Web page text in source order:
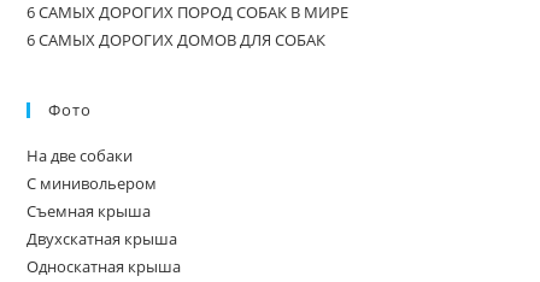
6 САМЫХ ДОРОГИХ ПОРОД СОБАК В МИРЕ
6 САМЫХ ДОРОГИХ ДОМОВ ДЛЯ СОБАК
Фото
На две собаки
С минивольером
Съемная крыша
Двухскатная крыша
Односкатная крыша